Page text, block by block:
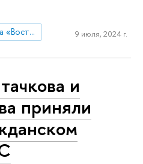
Образовательная программа «Востоковедение»
9 июля, 2024 г.
и
приняли